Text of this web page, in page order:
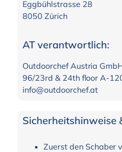
Eggbühlstrasse 28
8050 Zürich
AT verantwortlich:
Outdoorchef Austria
96/23rd & 24th floor A-
info@outdoorchef.at
Sicherheitshinweise
Zuerst den Schaber